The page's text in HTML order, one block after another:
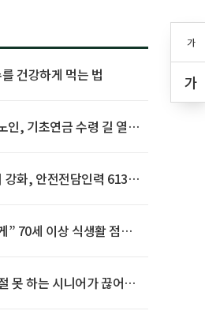
가
가
건강하게 먹는 법
인, 기초연금 수령 길 열린
강화, 안전전담인력 613명
” 70세 이상 식생활 점수
하는 시니어가 끊어야